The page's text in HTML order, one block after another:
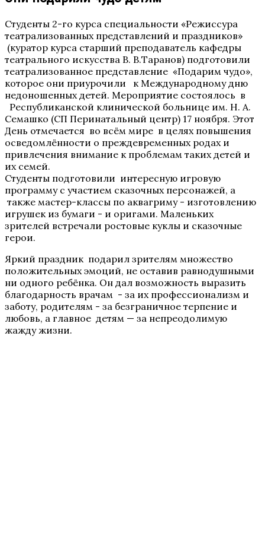
Студенты 2-го курса специальности «Режиссура
театрализованных представлений и праздников»
(куратор курса старший преподаватель кафедры
театрального искусства В. В.Таранов) подготовили
театрализованное представление «Подарим чудо»,
которое они приурочили к Международному дню
недоношенных детей. Мероприятие состоялось в
Республиканской клинической больнице им. Н. А.
Семашко (СП Перинатальный центр) 17 ноября. Этот
День отмечается во всём мире в целях повышения
осведомлённости о преждевременных родах и
привлечения внимание к проблемам таких детей и
их семей.
Студенты подготовили интересную игровую
программу с участием сказочных персонажей, а
также мастер-классы по аквагриму - изготовлению
игрушек из бумаги - и оригами. Маленьких
зрителей встречали ростовые куклы и сказочные
герои.
Яркий праздник подарил зрителям множество
положительных эмоций, не оставив равнодушными
ни одного ребёнка. Он дал возможность выразить
благодарность врачам - за их профессионализм и
заботу, родителям - за безграничное терпение и
любовь, а главное детям — за непреодолимую
жажду жизни.